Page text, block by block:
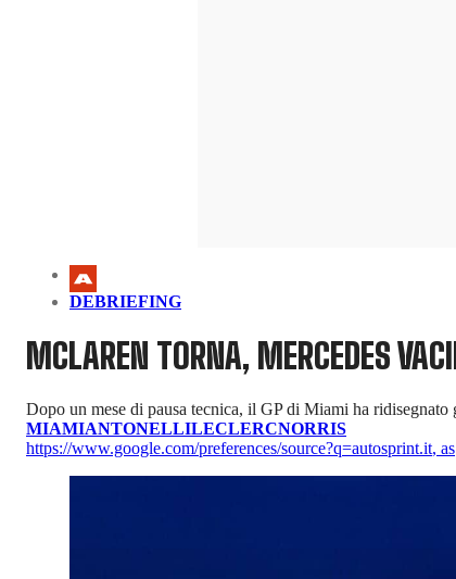
DEBRIEFING
MCLAREN TORNA, MERCEDES
Dopo un mese di pausa tecnica, il GP di Miami ha
MIAMIANTONELLILECLERCNORRIS
https://www.google.com/preferences/source?q=autosprint.it, as